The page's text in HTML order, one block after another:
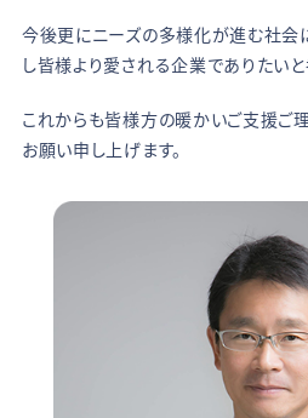
今後更にニーズの多様化が進む社会
し皆様より愛される企業でありたいと
これからも皆様方の暖かいご支援ご理
お願い申し上げます。